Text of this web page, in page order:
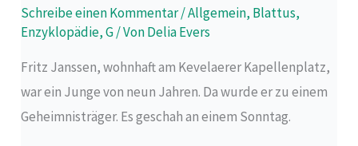
Schreibe einen Kommentar/Allgemein, Blattus,
Enzyklopädie,G/ VonDelia Evers
Fritz Janssen, wohnhaft am Kevelaerer Kapellenplatz,
war ein Junge von neun Jahren. Da wurde er zu einem
Geheimnisträger. Es geschah an einem Sonntag.
Kriegszeit